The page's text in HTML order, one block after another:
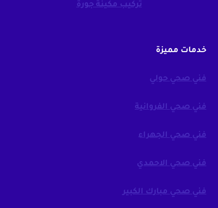
تركيب مكينة جورة
خدمات مميزة
فني صحي حولي
فني صحي الفروانية
فني صحي الجهراء
فني صحي الاحمدي
فني صحي مبارك الكبير